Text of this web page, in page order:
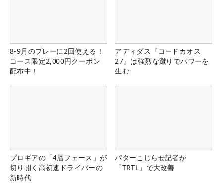
8-9月のプレーに2回使える！
コース限定2,000円クーポン
配布中！
アディダス『コードカオス
27』は強烈な蹴りでパワーを
生む
プロギアの「4層フェース」が
切り開く高初速ドライバーの
新時代
パターこじらせ記者が
「TRTL」で大改善